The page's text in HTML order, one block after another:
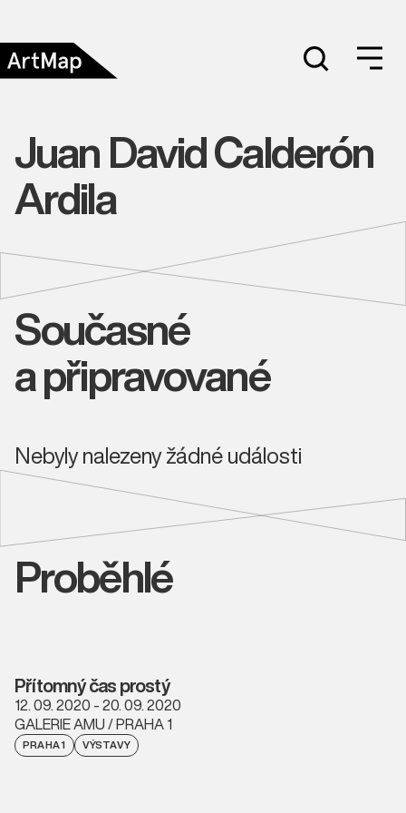
Juan David Calderón
Ardila
Současné
a připravované
Nebyly nalezeny žádné události
Proběhlé
Přítomný čas prostý
12. 09. 2020 - 20. 09. 2020
GALERIE AMU / PRAHA 1
PRAHA 1 VÝSTAVY